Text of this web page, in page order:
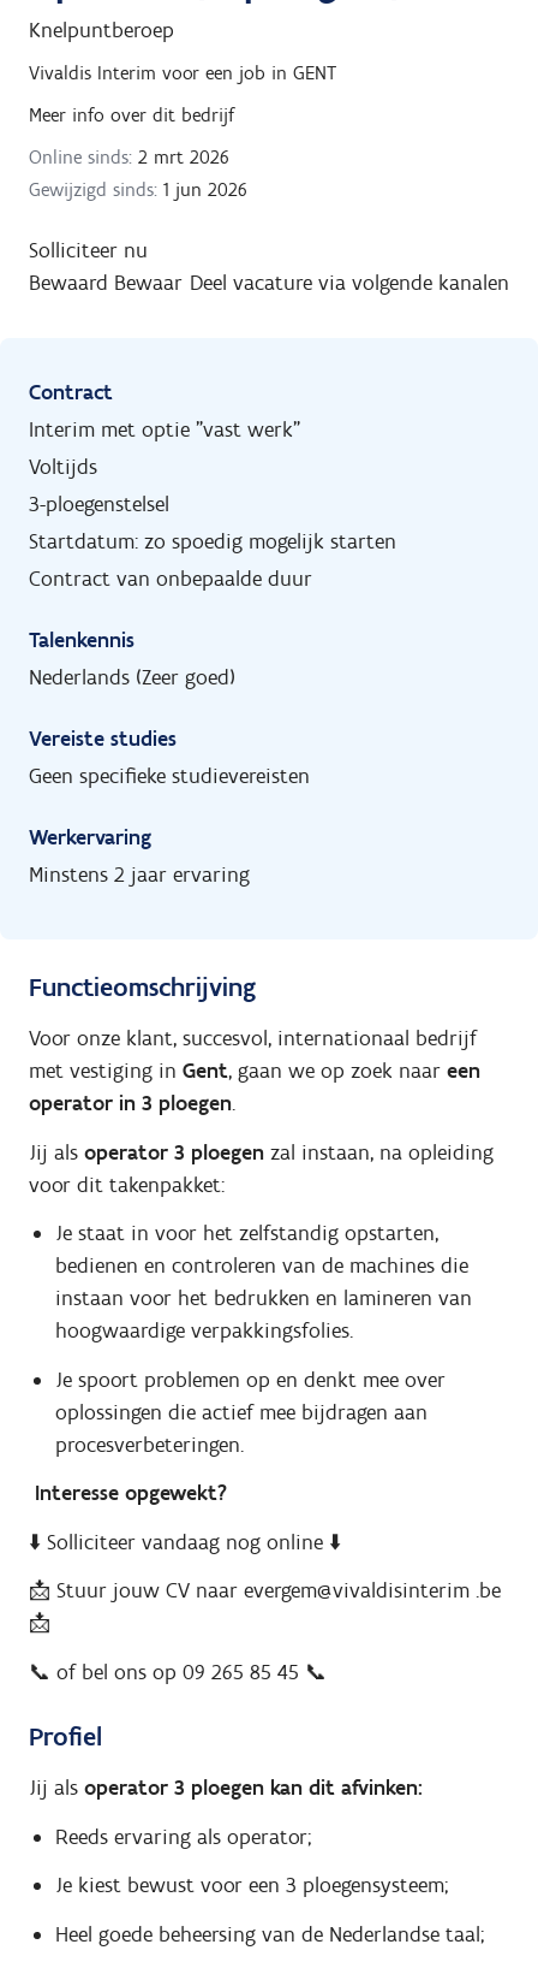
Knelpuntberoep
Vivaldis Interim voor een job in GENT
Meer info over dit bedrijf
Online sinds: 2 mrt 2026
Gewijzigd sinds: 1 jun 2026
Solliciteer nu
Bewaard Bewaar Deel vacature via volgende kanalen
Contract
Interim met optie "vast werk"
Voltijds
3-ploegenstelsel
Startdatum: zo spoedig mogelijk starten
Contract van onbepaalde duur
Talenkennis
Nederlands (Zeer goed)
Vereiste studies
Geen specifieke studievereisten
Werkervaring
Minstens 2 jaar ervaring
Functieomschrijving
Voor onze klant, succesvol, internationaal bedrijf
met vestiging in Gent, gaan we op zoek naar een
operator in 3 ploegen.
Jij als operator 3 ploegen zal instaan, na opleiding
voor dit takenpakket:
Je staat in voor het zelfstandig opstarten,
bedienen en controleren van de machines die
instaan voor het bedrukken en lamineren van
hoogwaardige verpakkingsfolies.
Je spoort problemen op en denkt mee over
oplossingen die actief mee bijdragen aan
procesverbeteringen.
Interesse opgewekt?
⬇️ Solliciteer vandaag nog online ⬇️
📩 Stuur jouw CV naar evergem@vivaldisinterim .be
📩
📞 of bel ons op 09 265 85 45 📞
Profiel
Jij als operator 3 ploegen kan dit afvinken:
Reeds ervaring als operator;
Je kiest bewust voor een 3 ploegensysteem;
Heel goede beheersing van de Nederlandse taal;